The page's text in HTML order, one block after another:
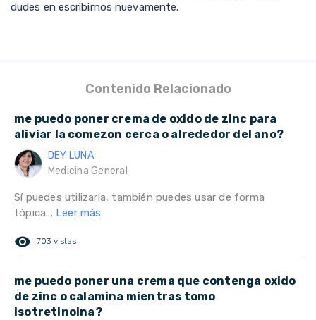
dudes en escribirnos nuevamente.
Contenido Relacionado
me puedo poner crema de oxido de zinc para
aliviar la comezon cerca o alrededor del ano?
DEY LUNA
Medicina General
Sí puedes utilizarla, también puedes usar de forma
tópica... Leer más
remove_red_eye 703 vistas
me puedo poner una crema que contenga oxido
de zinc o calamina mientras tomo
isotretinoina?